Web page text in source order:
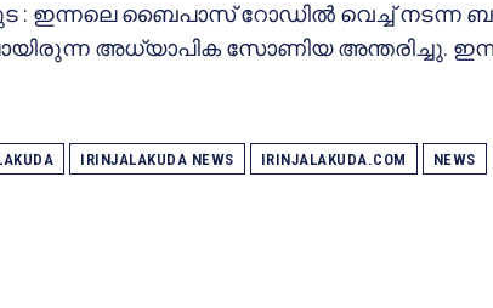
: ഇന്നലെ ബൈപാസ് റോഡില്‍ വെച്ച് നടന്ന
അധ്യാപിക സോണിയ അന്തരിച്ചു.
IRINJALAKUDA NEWS IRINJALAKUDA.COM NEWS